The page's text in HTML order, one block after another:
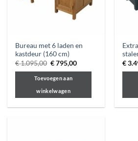
Bureau met 6 laden en
kastdeur (160 cm)
€1.095,00 Oorspronkelijke
€ 1.095,00.
€795,00Huidige
Toevoegen aan
winkelwagen
€